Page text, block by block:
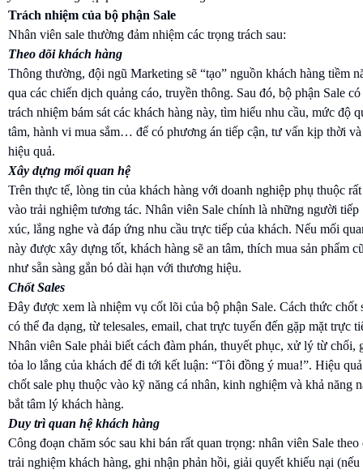
Trách nhiệm của bộ phận Sale
Nhân viên sale thường đảm nhiệm các trọng trách sau:
Theo dõi khách hàng
Thông thường, đội ngũ Marketing sẽ “tạo” nguồn khách hàng tiềm
qua các chiến dịch quảng cáo, truyền thông. Sau đó, bộ phận Sale có
trách nhiệm bám sát các khách hàng này, tìm hiểu nhu cầu, mức độ
tâm, hành vi mua sắm… để có phương án tiếp cận, tư vấn kịp thời và
hiệu quả.
Xây dựng mối quan hệ
Trên thực tế, lòng tin của khách hàng với doanh nghiệp phụ thuộc
vào trải nghiệm tương tác. Nhân viên Sale chính là những người tiếp
xúc, lắng nghe và đáp ứng nhu cầu trực tiếp của khách. Nếu mối
này được xây dựng tốt, khách hàng sẽ an tâm, thích mua sản phẩm
như sẵn sàng gắn bó dài hạn với thương hiệu.
Chốt Sales
Đây được xem là nhiệm vụ cốt lõi của bộ phận Sale. Cách thức chốt
có thể đa dạng, từ telesales, email, chat trực tuyến đến gặp mặt trực
Nhân viên Sale phải biết cách đàm phán, thuyết phục, xử lý từ chối,
tỏa lo lắng của khách để đi tới kết luận: “Tôi đồng ý mua!”. Hiệu quả
chốt sale phụ thuộc vào kỹ năng cá nhân, kinh nghiệm và khả năng
bắt tâm lý khách hàng.
Duy trì quan hệ khách hàng
Công đoạn chăm sóc sau khi bán rất quan trọng: nhân viên Sale theo
trải nghiệm khách hàng, ghi nhận phản hồi, giải quyết khiếu nại (nếu